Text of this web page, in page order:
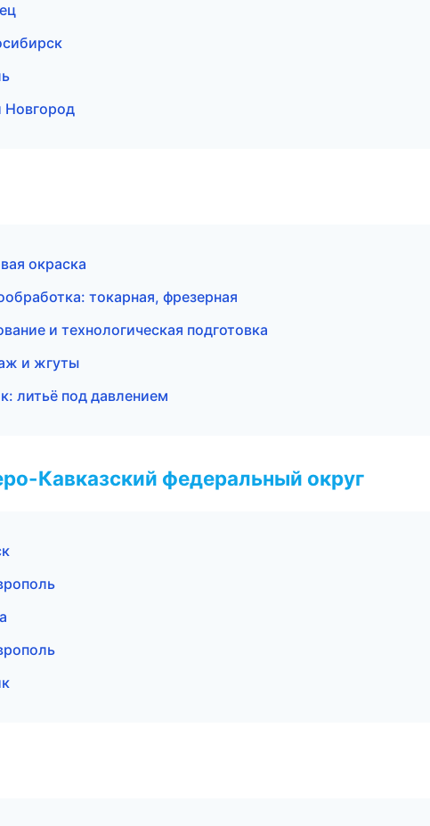
окраска
токарная, фрезерная
и технологическая подготовка
и жгуты
литьё под давлением
Кавказский федеральный округ